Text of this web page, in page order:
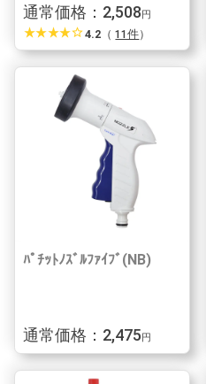
通常価格：2,508円
star_ratestar_ratestar_ratestar_ratestar_border 4.2 （11件）
ﾊﾟﾁｯﾄﾉｽﾞﾙﾌｧｲﾌﾞ(NB)
通常価格：2,475円